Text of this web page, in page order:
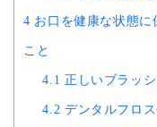
4 お口を健康な状態
こと
4.1 正しいブラッ
4.2 デンタルフロ